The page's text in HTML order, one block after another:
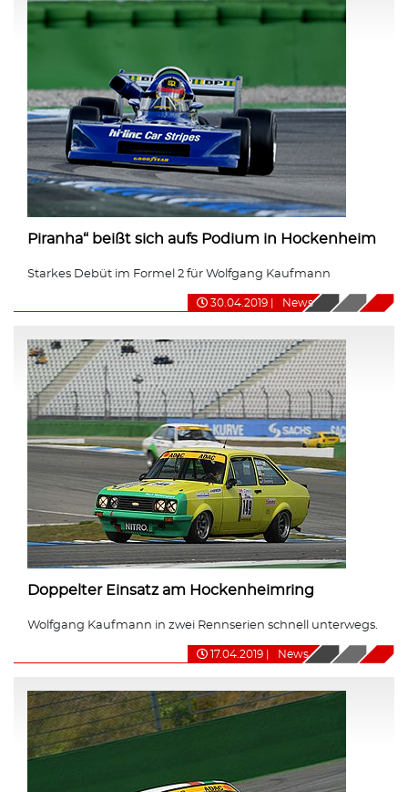
Piranha“ beißt sich aufs Podium in Hockenheim
Starkes Debüt im Formel 2 für Wolfgang Kaufmann
30.04.2019 News
Doppelter Einsatz am Hockenheimring
Wolfgang Kaufmann in zwei Rennserien schnell unterwegs.
17.04.2019 News